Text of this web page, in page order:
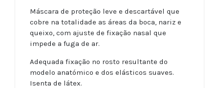
Máscara de proteção leve e descartável que
cobre na totalidade as áreas da boca, nariz e
queixo, com ajuste de fixação nasal que
impede a fuga de ar.
Adequada fixação no rosto resultante do
modelo anatómico e dos elásticos suaves.
Isenta de látex.